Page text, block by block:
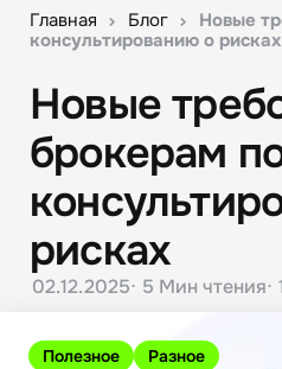
Главная Блог
Новые
консультированию о рисках
Полезное Разное
Новые
брокерам
рисках
02.12.2025 5 Мин чтения